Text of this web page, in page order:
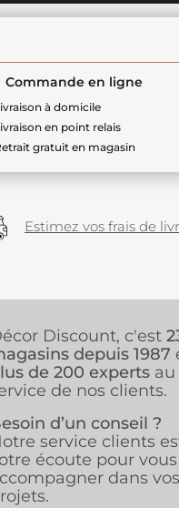
Commande en ligne
à domicile
en point relais
gratuit en magasin
Estimez vos frais de
Discount, c'est
depuis 1987
de 200 experts au
de nos clients.
d’un conseil ?
service clients
écoute pour vous
dans vos